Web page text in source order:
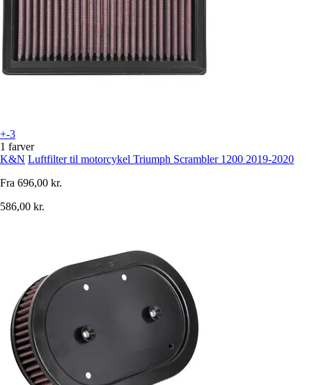
+-3
1 farver
K&N Luftfilter til motorcykel Triumph Scrambler 1200 2019-2020
Fra 696,00 kr.
586,00 kr.